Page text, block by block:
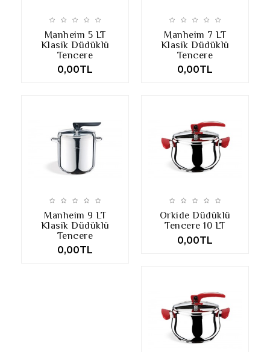
Manheim 5 LT
Klasik Düdüklü
Tencere
0,00TL
Manheim 7 LT
Klasik Düdüklü
Tencere
0,00TL
Manheim 9 LT
Klasik Düdüklü
Tencere
0,00TL
Orkide Düdüklü
Tencere 10 LT
0,00TL